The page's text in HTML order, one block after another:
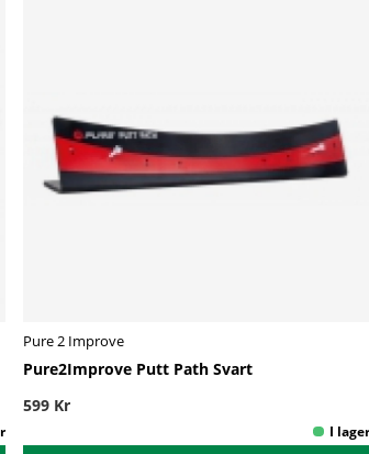
Pure 2 Improve
Pure2Improve Putt Path Svart
599 Kr